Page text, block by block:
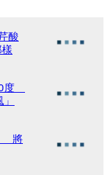
酸
度
將